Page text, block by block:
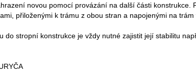
novou pomocí provázání na další části konstrukce.
přiloženými k trámu z obou stran a napojenými na
do stropní konstrukce je vždy nutné zajistit její stabilitu